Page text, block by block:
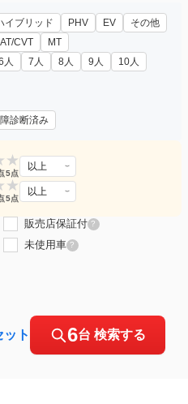
イブリッド PHV EV その他
AT/CVT MT
人 7人 8人 9人
10人
診断済み
★
5点
以上
★
5点
以上
販売店保証付 ?
未使用車 ?
ト 6台 検索する